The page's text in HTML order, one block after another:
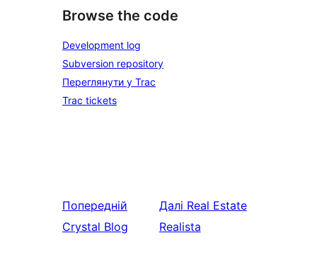
Browse the code
Development log
Subversion repository
Переглянути у Trac
Trac tickets
Попередній
Crystal Blog
Далі Real Estate
Realista